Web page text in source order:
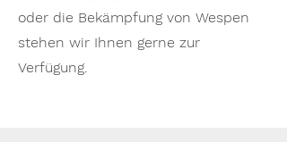
oder die Bekämpfung von Wespen
stehen wir Ihnen gerne zur
Verfügung.